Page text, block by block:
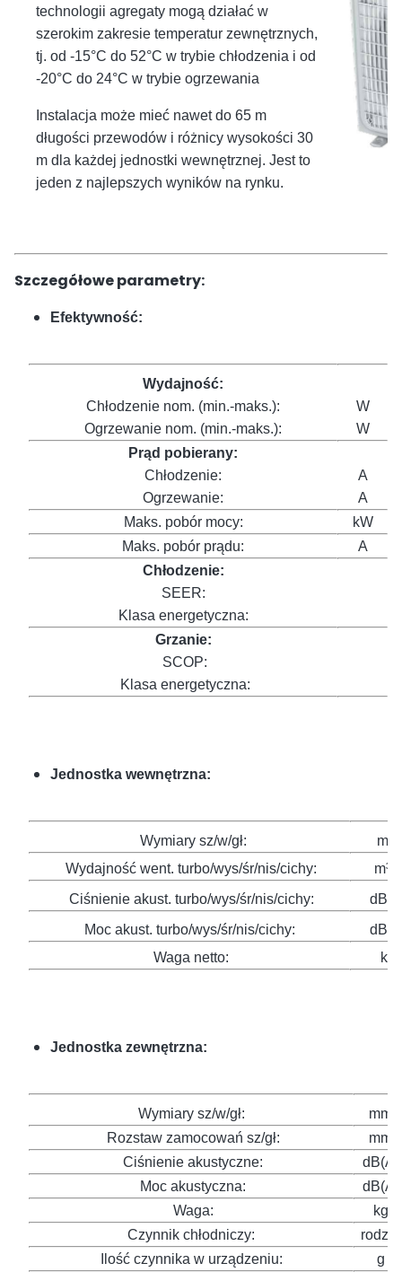
technologii agregaty mogą działać w
szerokim zakresie temperatur zewnętrznych,
tj. od -15°C do 52°C w trybie chłodzenia i od
-20°C do 24°C w trybie ogrzewania
Instalacja może mieć nawet do 65 m
długości przewodów i różnicy wysokości 30
m dla każdej jednostki wewnętrznej. Jest to
jeden z najlepszych wyników na rynku.
Szczegółowe parametry:
Efektywność:
Wydajność:
Chłodzenie nom. (min.-maks.):
W
Ogrzewanie nom. (min.-maks.):
W
Prąd pobierany:
Chłodzenie:
A
Ogrzewanie:
A
Maks. pobór mocy:
kW
Maks. pobór prądu:
A
Chłodzenie:
SEER:
Klasa energetyczna:
Grzanie:
SCOP:
Klasa energetyczna:
Jednostka wewnętrzna:
Wymiary sz/w/gł:
mm
Wydajność went. turbo/wys/śr/nis/cichy:
m³/h
Ciśnienie akust. turbo/wys/śr/nis/cichy:
Moc akust. turbo/wys/śr/nis/cichy:
Waga netto:
kg
Jednostka zewnętrzna:
Wymiary sz/w/gł:
mm
Rozstaw zamocowań sz/gł:
mm
Ciśnienie akustyczne:
dB(A)
Moc akustyczna:
dB(A)
Waga:
kg
Czynnik chłodniczy:
rodzaj
Ilość czynnika w urządzeniu:
g